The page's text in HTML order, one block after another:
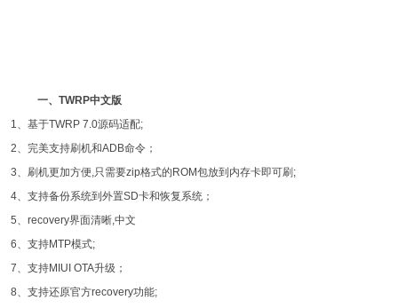
一、TWRP中文版
1、基于TWRP 7.0源码适配;
2、完美支持刷机和ADB命令；
3、刷机更加方便,只需要zip格式的ROM包放到内存卡即可刷;
4、支持备份系统到外置SD卡和恢复系统；
5、recovery界面清晰,中文
6、支持MTP模式;
7、支持MIUI OTA升级；
8、支持还原官方recovery功能;